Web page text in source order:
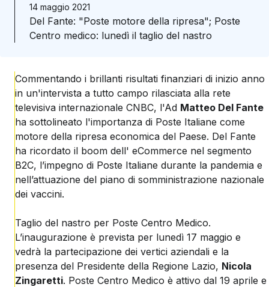
14 maggio 2021
Del Fante: "Poste motore della ripresa"; Poste
Centro medico: lunedì il taglio del nastro
Commentando i brillanti risultati finanziari di inizio anno
in un'intervista a tutto campo rilasciata alla rete
televisiva internazionale CNBC, l'Ad Matteo Del Fante
ha sottolineato l'importanza di Poste Italiane come
motore della ripresa economica del Paese. Del Fante
ha ricordato il boom dell' eCommerce nel segmento
B2C, l’impegno di Poste Italiane durante la pandemia e
nell’attuazione del piano di somministrazione nazionale
dei vaccini.
Taglio del nastro per Poste Centro Medico.
L’inaugurazione è prevista per lunedì 17 maggio e
vedrà la partecipazione dei vertici aziendali e la
presenza del Presidente della Regione Lazio, Nicola
Zingaretti. Poste Centro Medico è attivo dal 19 aprile e